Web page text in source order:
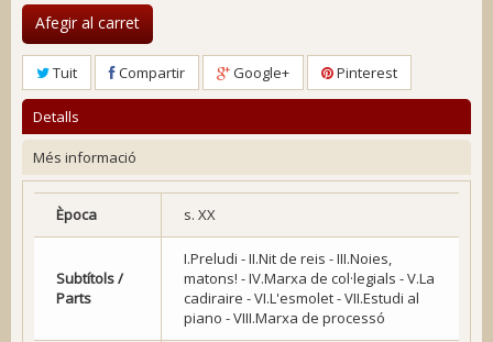
Afegir al carret
Tuit Compartir Google+ Pinterest
Detalls
Més informació
Època s. XX
Subtítols /
Parts
I.Preludi - II.Nit de reis - III.Noies,
matons! - IV.Marxa de col·legials - V.La
cadiraire - VI.L'esmolet - VII.Estudi al
piano - VIII.Marxa de processó